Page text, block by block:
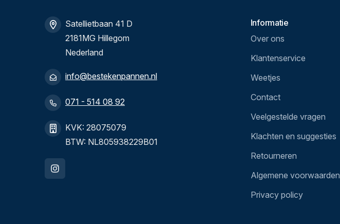
Satellietbaan 41 D
2181MG Hillegom
Nederland
info@bestekenpannen.nl
071 - 514 08 92
KVK: 28075079
BTW: NL805938229B01
Informatie
Over ons
Klantenservice
Weetjes
Contact
Veelgestelde vragen
Klachten en suggesties
Retourneren
Algemene voorwaarden
Privacy policy